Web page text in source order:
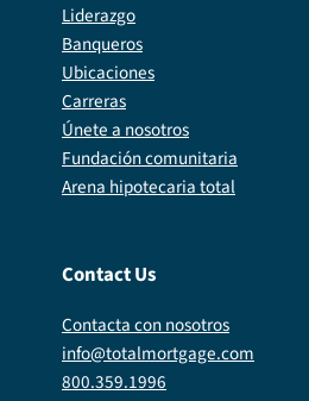
Liderazgo
Banqueros
Ubicaciones
Carreras
Únete a nosotros
Fundación comunitaria
Arena hipotecaria total
Contact Us
Contacta con nosotros
info@totalmortgage.com
800.359.1996